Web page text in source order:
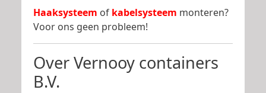
Haaksysteem of kabelsysteem monteren?
Voor ons geen probleem!
Over Vernooy containers
B.V.